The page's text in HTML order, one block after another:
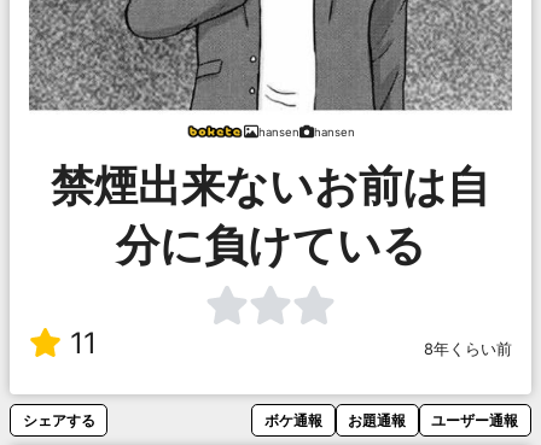
hansen hansen
禁煙出来ないお前は自
分に負けている
11 8年くらい前
シェアする ボケ通報 お題通報 ユーザー通報